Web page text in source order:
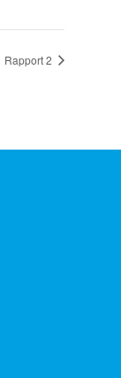
Rapport 2